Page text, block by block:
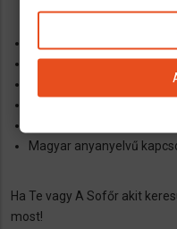
Hosszútávú
Németországi
Magyar anyanyelvű
Ha Te vagy A Sofőr akit
most!